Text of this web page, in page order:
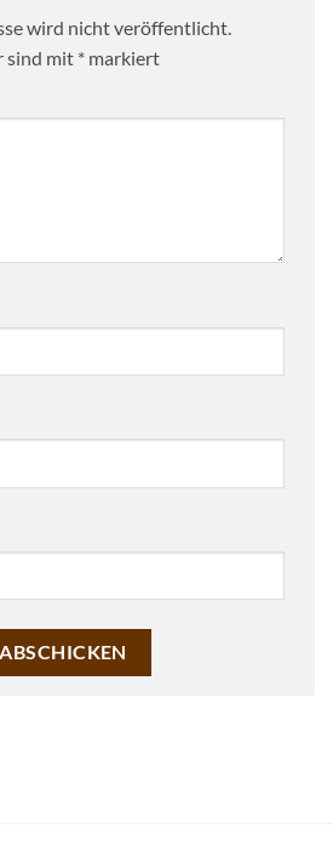
wird nicht veröffentlicht.
sind mit * markiert